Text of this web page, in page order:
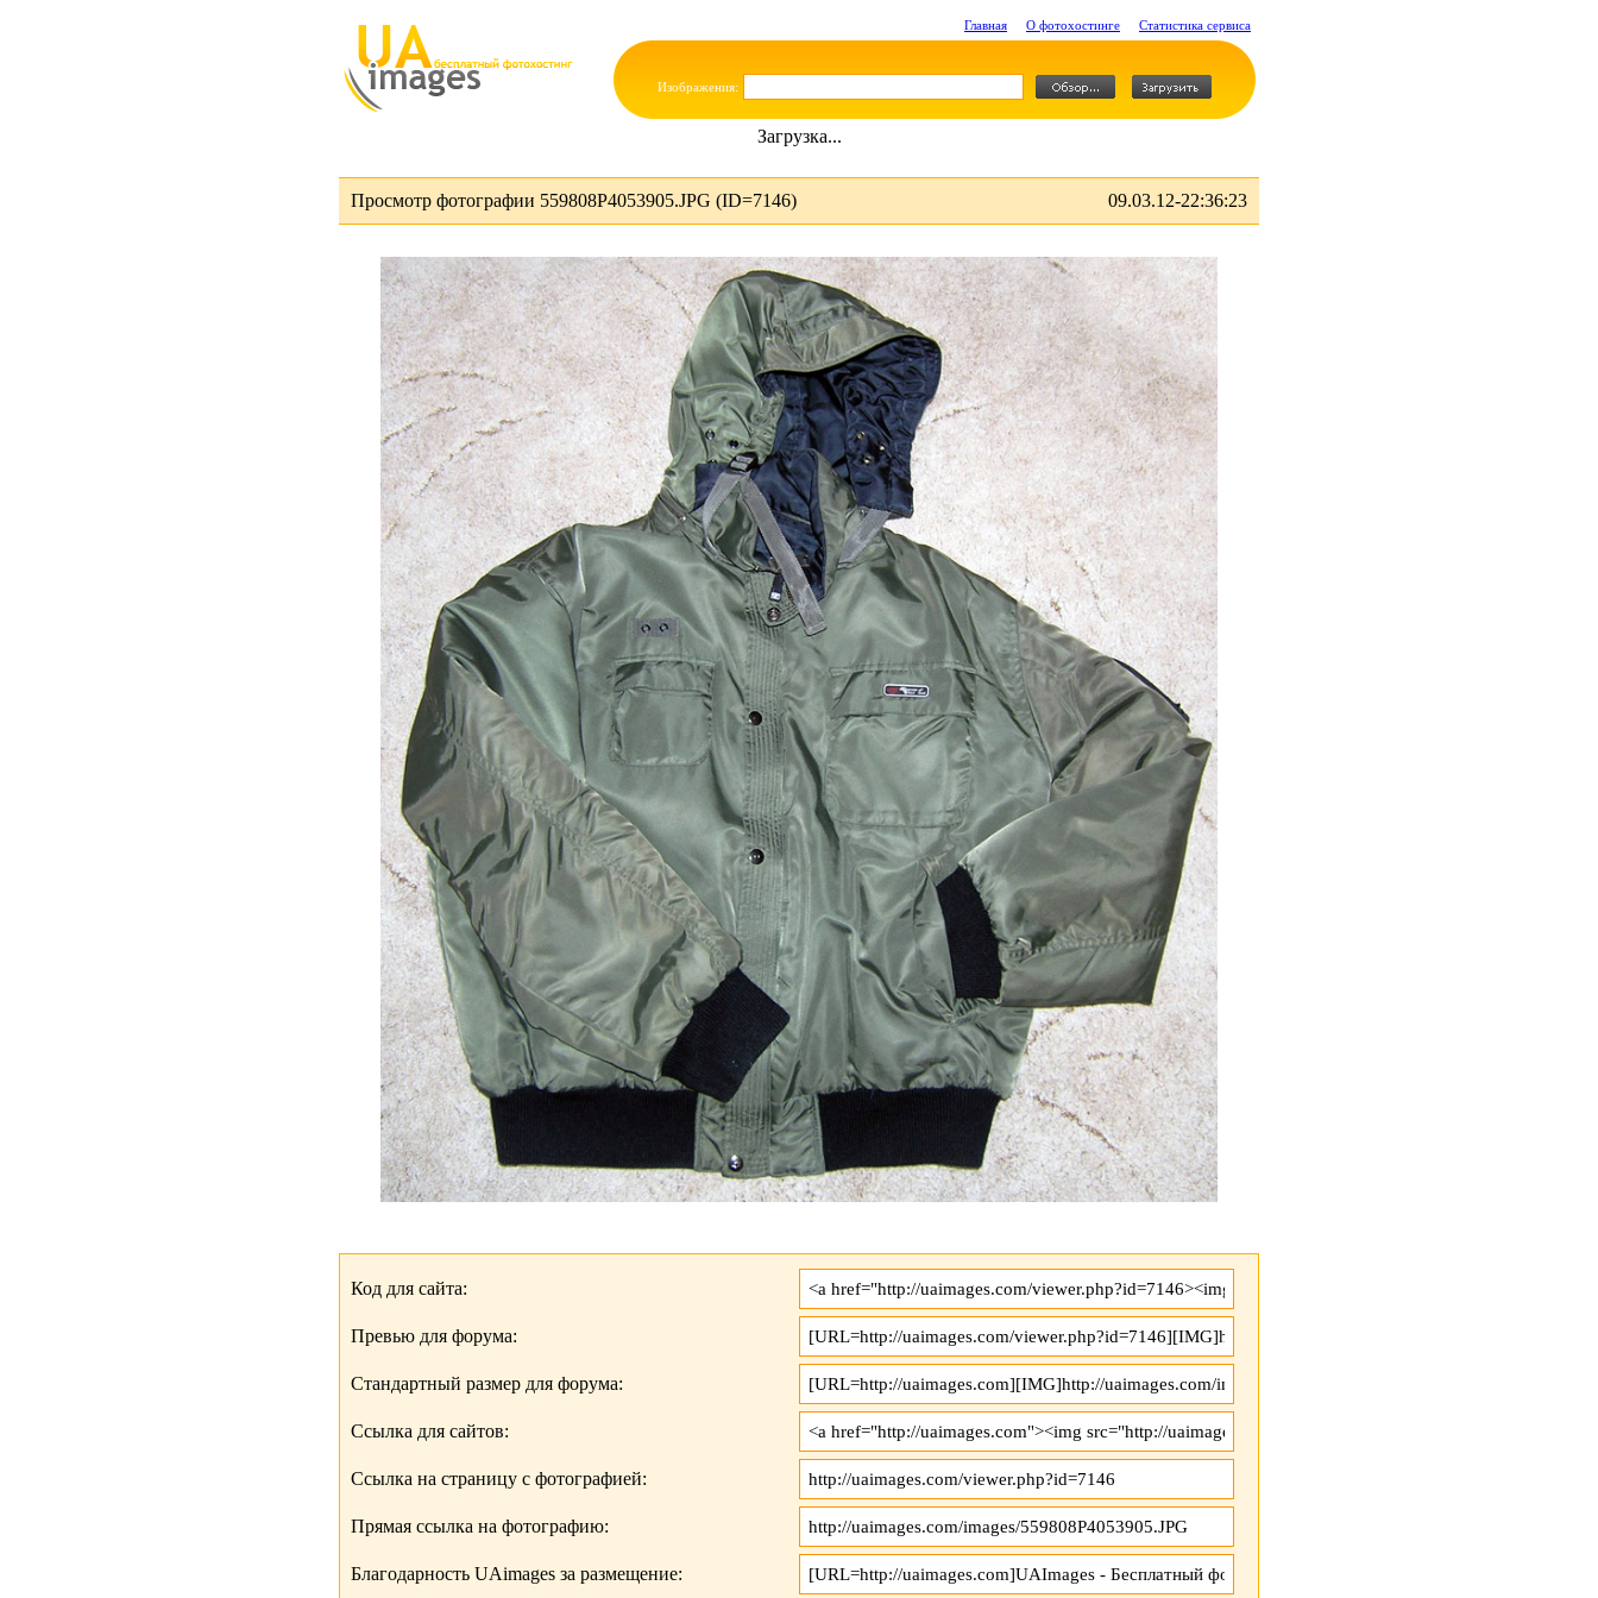
Главная О фотохостинге Статистика сервиса
Изображения:
Загрузка...
Просмотр фотографии 559808P4053905.JPG (ID=7146) 09.03.12-22:36:23
Код для сайта:
Превью для форума:
Стандартный размер для форума:
Ссылка для сайтов:
Ссылка на страницу с фотографией:
Прямая ссылка на фотографию:
Благодарность UAimages за размещение: